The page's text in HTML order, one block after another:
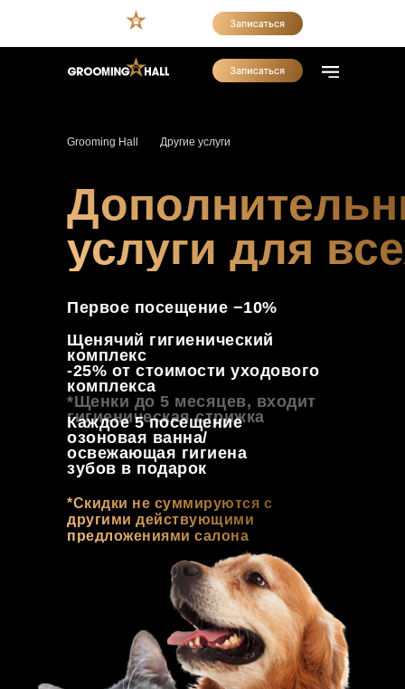
услуги для
Grooming Hall Другие услуги
*Скидки не суммируются с
другими действующими
предложениями салона
Первое посещение −10%
Щенячий гигиенический
комплекс
-25% от стоимости уходового
комплекса
*Щенки до 5 месяцев, входит
гигиеническая стрижка
Каждое 5 посещение
озоновая ванна/
освежающая гигиена
зубов в подарок